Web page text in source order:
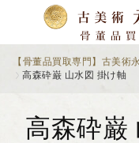
【骨董品買取専門】古美術
高森砕巌 山水図 掛け軸
高森砕巌